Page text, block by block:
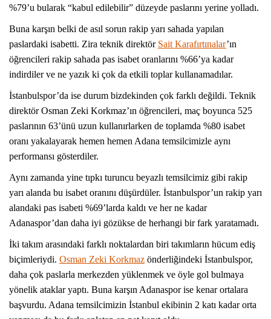
%79’u bularak “kabul edilebilir” düzeyde paslarını yerine yolladı.
Buna karşın belki de asıl sorun rakip yarı sahada yapılan
paslardaki isabetti. Zira teknik direktör Sait Karafırtınalar’ın
öğrencileri rakip sahada pas isabet oranlarını %66’ya kadar
indirdiler ve ne yazık ki çok da etkili toplar kullanamadılar.
İstanbulspor’da ise durum bizdekinden çok farklı değildi. Teknik
direktör Osman Zeki Korkmaz’ın öğrencileri, maç boyunca 525
paslarının 63’ünü uzun kullanırlarken de toplamda %80 isabet
oranı yakalayarak hemen hemen Adana temsilcimizle aynı
performansı gösterdiler.
Aynı zamanda yine tıpkı turuncu beyazlı temsilcimiz gibi rakip
yarı alanda bu isabet oranını düşürdüler. İstanbulspor’un rakip yarı
alandaki pas isabeti %69’larda kaldı ve her ne kadar
Adanaspor’dan daha iyi gözükse de herhangi bir fark yaratamadı.
İki takım arasındaki farklı noktalardan biri takımların hücum ediş
biçimleriydi. Osman Zeki Korkmaz önderliğindeki İstanbulspor,
daha çok paslarla merkezden yüklenmek ve öyle gol bulmaya
yönelik ataklar yaptı. Buna karşın Adanaspor ise kenar ortalara
başvurdu. Adana temsilcimizin İstanbul ekibinin 2 katı kadar orta